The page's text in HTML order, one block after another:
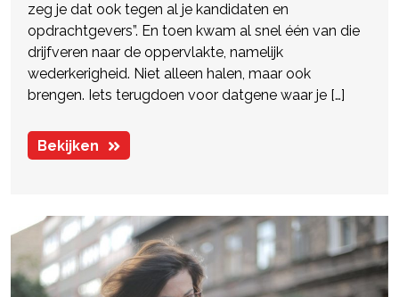
zeg je dat ook tegen al je kandidaten en
opdrachtgevers”. En toen kwam al snel één van die
drijfveren naar de oppervlakte, namelijk
wederkerigheid. Niet alleen halen, maar ook
brengen. Iets terugdoen voor datgene waar je […]
Bekijken